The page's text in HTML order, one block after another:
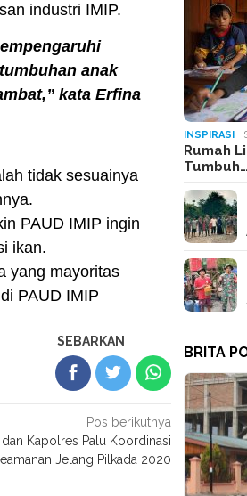
industri IMIP.
anak
kata Erfina
tidak sesuainya
PAUD IMIP ingin
ikan.
yang mayoritas
PAUD IMIP
SEBARKAN
Pos berikutnya
Kapolres Palu Koordinasi
Jelang Pilkada 2020
INSPIRASI
Rumah
Tumbuh…
BRITA